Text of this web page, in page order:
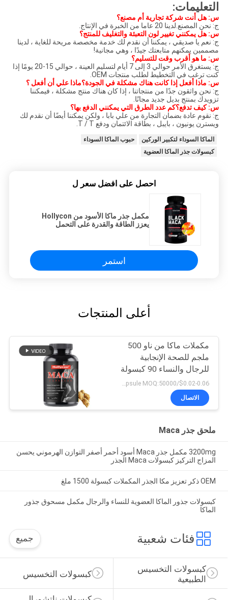
التعليمات:
س: هل أنت شركة تجارية أم مصنع؟
ج: نحن المصنع.لدينا 20 عاما من الخبرة في الإنتاج.
س: هل يمكنني تغيير لون التعبئة والتغليف للمنتج؟
ج: نعم يا صديقي ، يمكننا أن نقدم لك خدمة مخصصة مريحة للغاية ، لدينا
مصممين يمكنهم متابعتك جيدًا ، وهي مجانية!
س: ما هو أقرب وقت للتسليم؟
ج: يستغرق الأمر حوالي 3 إلى 7 أيام لتسليم العينة ، حوالي 15-20 يومًا إذا
كنت ترغب في التخطيط لطلب منتجات OEM.
س: ماذا أفعل إذا كانت هناك مشكلة في الجودة؟ماذا علي أن أفعل ؟
ج: نحن واثقون جدًا من منتجاتنا ، إذا كان هناك منتج مشكلة ، فيمكننا
تزويدك بمنتج بديل جديد مجانًا.
س: كيف تدفع؟كم عدد الطرق التي يمكنني الدفع بها؟
ج: نقوم عادة بضمان التجارة من علي بابا ، ولكن يمكننا أيضًا أن نقدم لك
ويسترن يونيون ، بايبل ، بطاقة الائتمان ودفع T / T.
الماكا السوداء لتكبير الوركين
حبوب الماكا السوداء
كبسولات جذر الماكا العضوية
احصل على افضل سعر ل
مكمل جذر ماكا الأسود من Hollycon
يعزز الطاقة والقدرة على التحمل
استمر
أعلى المنتجات
مكملات ماكا من ناو 500
ملجم للصحة الإنجابية
للرجال والنساء 90 كبسولة
الاتصال
ملحق جذر Maca
3200mg مكمل جذر Maca أسود أحمر أصفر التوازن الهرموني يحسن
المزاج التركيز كبسولات Maca الجذر
OEM ذكر تعزيز مكا الجذر المكملات كبسولة 1500 ملغ
كبسولات جذور الماكا العضوية للنساء والرجال مكمل مسحوق جذور
الماكا
فئات شعبية جميع
كبسولات التخسيس
كبسولات التخسيس
الطبيعية